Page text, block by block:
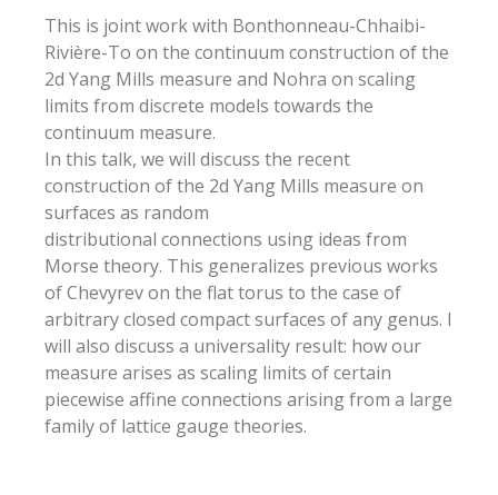
This is joint work with Bonthonneau-Chhaibi-
Rivière-To on the continuum construction of the
2d Yang Mills measure and Nohra on scaling
limits from discrete models towards the
continuum measure.
In this talk, we will discuss the recent
construction of the 2d Yang Mills measure on
surfaces as random
distributional connections using ideas from
Morse theory. This generalizes previous works
of Chevyrev on the flat torus to the case of
arbitrary closed compact surfaces of any genus. I
will also discuss a universality result: how our
measure arises as scaling limits of certain
piecewise affine connections arising from a large
family of lattice gauge theories.